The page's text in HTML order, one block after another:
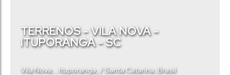
TERRENOS - VILA NOVA -
ITUPORANGA - SC
Vila Nova Ituporanga, Santa Catarina, Brasil